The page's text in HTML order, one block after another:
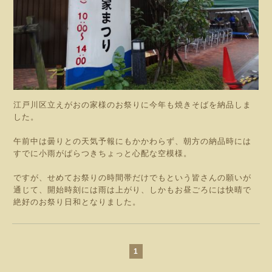
江戸川区立えがおの家様のお祭りに今年も焼きそばを納品しま
した。
午前中は曇りとの天気予報にもかかわらず、朝方の納品時には
すでに小雨がぱらつきちょっと心配な空模様。
ですが、せめてお祭りの時間帯だけでもという皆さんの願いが
通じて、開始時刻には雨は上がり、しかもお昼ごろには快晴で
絶好のお祭り日和となりました。
1